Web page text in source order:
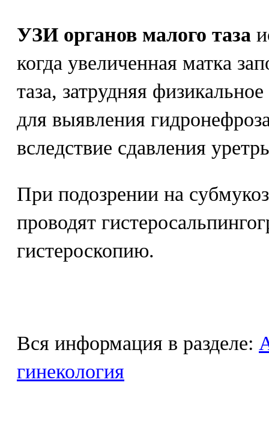
УЗИ органов малого таза
когда увеличенная матка
таза, затрудняя
для выявления
вследствие сдавления
При подозрении на
проводят
гистероскопию.
Вся информация в разделе:
гинекология